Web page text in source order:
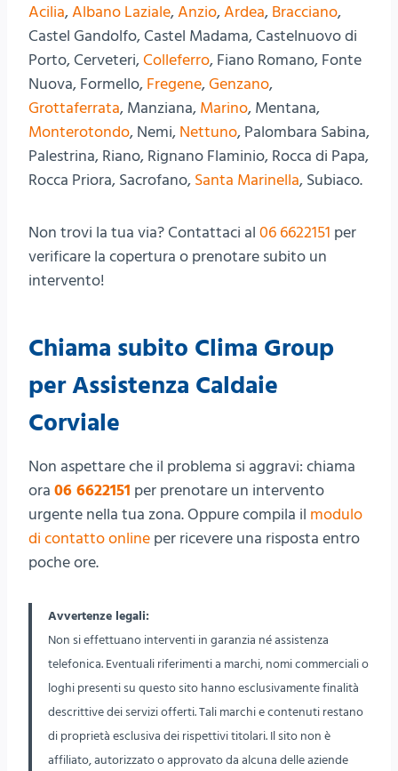
Acilia,Albano Laziale,Anzio,Ardea, Bracciano,
Castel Gandolfo, Castel Madama, Castelnuovo di
Porto, Cerveteri,Colleferro, Fiano Romano, Fonte
Nuova, Formello, Fregene,Genzano,
Grottaferrata, Manziana, Marino, Mentana,
Monterotondo, Nemi, Nettuno, Palombara Sabina,
Palestrina, Riano, Rignano Flaminio, Rocca di Papa,
Rocca Priora, Sacrofano, Santa Marinella, Subiaco.
Non trovi la tua via? Contattaci al 06 6622151 per
verificare la copertura o prenotare subito un
intervento!
Chiama subito Clima Group
per Assistenza Caldaie
Corviale
Non aspettare che il problema si aggravi: chiama
ora 06 6622151 per prenotare un intervento
urgente nella tua zona. Oppure compila il modulo
di contatto online per ricevere una risposta entro
poche ore.
Avvertenze legali:
Non si effettuano interventi in garanzia né assistenza
telefonica. Eventuali riferimenti a marchi, nomi commerciali o
loghi presenti su questo sito hanno esclusivamente finalità
descrittive dei servizi offerti. Tali marchi e contenuti restano
di proprietà esclusiva dei rispettivi titolari. Il sito non è
affiliato, autorizzato o approvato da alcuna delle aziende